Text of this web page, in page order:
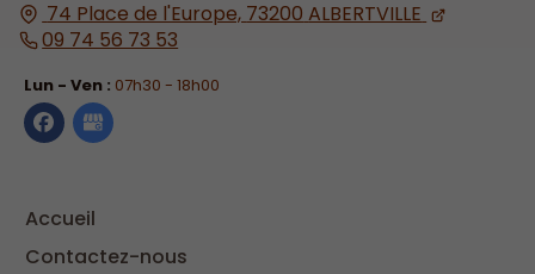
74 Place de l'Europe, 73200 ALBERTVILLE
09 74 56 73 53
Lun - Ven : 07h30 - 18h00
Accueil
Contactez-nous